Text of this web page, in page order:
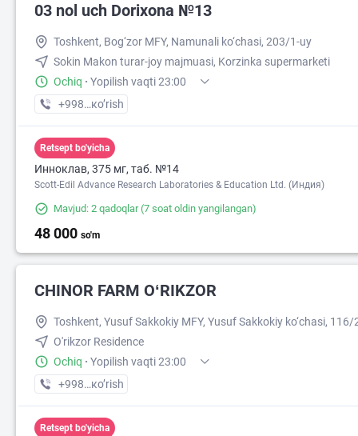
03 nol uch Dorixona №13
Toshkent, Bog‘zor MFY, Namunali ko‘chasi, 203/1-uy
Sokin Makon turar-joy majmuasi, Korzinka supermarketi
Ochiq · Yopilish vaqti 23:00
+998 (77) XXX-XX-XX
кo’rish
Retsept bo'yicha
Инноклав, 375 мг, таб. №14
Scott-Edil Advance Research Laboratories & Education Ltd. (Индия)
Mavjud: 2 qadoqlar(7 soat oldin yangilangan)
48 000 so'm
CHINOR FARM OʻRIKZOR
Toshkent, Yusuf Sakkokiy MFY, Yusuf Sakkokiy ko‘chasi, 116/
O'rikzor Residence
Ochiq · Yopilish vaqti 23:00
+998 (77) XXX-XX-XX
кo’rish
Retsept bo'yicha